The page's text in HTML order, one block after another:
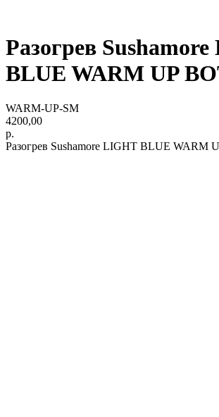
Разогрев
BLUE WARM UP
WARM-UP-SM
4200,00
р.
Разогрев Sushamore LIGHT BLUE WARM